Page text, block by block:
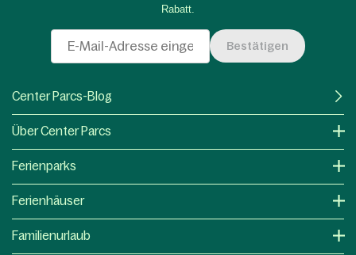
Rabatt.
Bestätigen
Center Parcs-Blog
Über Center Parcs
Ferienparks
Ferienhäuser
Familienurlaub